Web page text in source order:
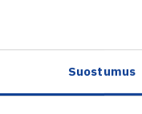
Suostumus